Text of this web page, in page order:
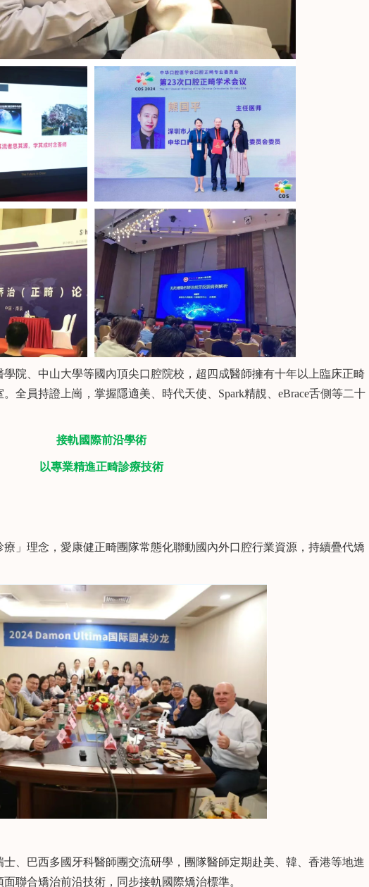
、中山大學等國內頂尖口腔院校，超四成醫師擁有十年以上臨床正畸
全員持證上崗，掌握隱適美、時代天使、Spark精靚、eBrace舌側等二十
接軌國際前沿學術
以專業精進正畸診療技術
理念，愛康健正畸團隊常態化聯動國內外口腔行業資源，持續疊代矯
巴西多國牙科醫師團交流研學，團隊醫師定期赴美、韓、香港等地進
聯合矯治前沿技術，同步接軌國際矯治標準。